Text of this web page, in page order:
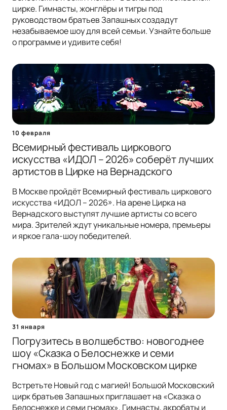
цирке. Гимнасты, жонглёры и тигры под
руководством братьев Запашных создадут
незабываемое шоу для всей семьи. Узнайте больше
о программе и удивите себя!
10 февраля
Всемирный фестиваль циркового
искусства «ИДОЛ – 2026» соберёт лучших
артистов в Цирке на Вернадского
В Москве пройдёт Всемирный фестиваль циркового
искусства «ИДОЛ – 2026». На арене Цирка на
Вернадского выступят лучшие артисты со всего
мира. Зрителей ждут уникальные номера, премьеры
и яркое гала-шоу победителей.
31 января
Погрузитесь в волшебство: новогоднее
шоу «Сказка о Белоснежке и семи
гномах» в Большом Московском цирке
Встретьте Новый год с магией! Большой Московский
цирк братьев Запашных приглашает на «Сказка о
Белоснежке и семи гномах». Гимнасты, акробаты и